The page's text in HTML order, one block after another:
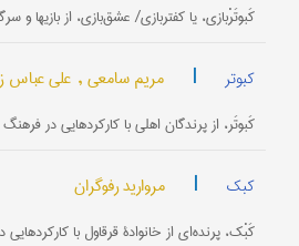
کَبوتَرْبازی، یا کفتربازی/ عشق‌بازی، از بازیها و
کبوتر | مریم سامعی , علی عباس
کَبوتَر، از پرندگان اهلی با کارکردهایی در
کبک | مروارید رفوگران
کَبْک، پرنده‌ای از خانوادۀ قرقاول با